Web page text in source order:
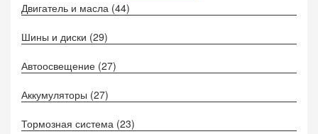
Двигатель и масла (44)
Шины и диски (29)
Автоосвещение (27)
Аккумуляторы (27)
Тормозная система (23)